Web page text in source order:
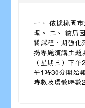
一、 依據桃園
理。 二、 該局
關課程，期強化
揭專題演講主題
（星期三）下
午1時30分開始
時數及環教時數